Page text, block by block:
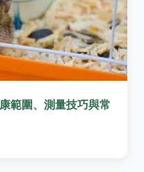
範圍、測量技巧與常